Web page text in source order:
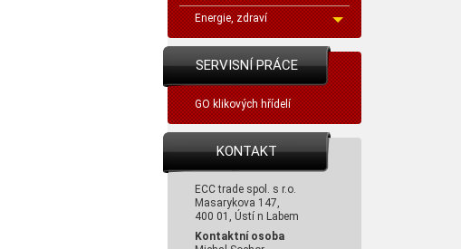
Energie, zdraví
SERVISNÍ PRÁCE
GO klikových hřídelí
KONTAKT
ECC trade spol. s r.o.
Masarykova 147,
400 01, Ústí n Labem
Kontaktní osoba